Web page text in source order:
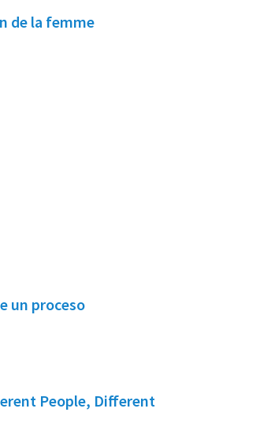
de la femme
un proceso
People, Different